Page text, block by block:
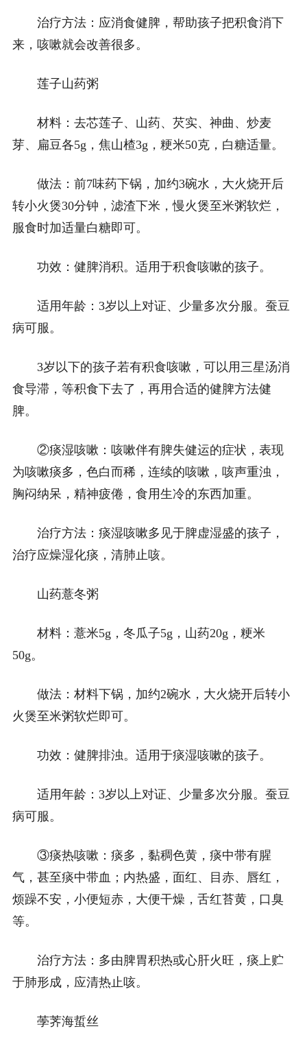
治疗方法：应消食健脾，帮助孩子把积食消下
来，咳嗽就会改善很多。
莲子山药粥
材料：去芯莲子、山药、芡实、神曲、炒麦
芽、扁豆各5g，焦山楂3g，粳米50克，白糖适量。
做法：前7味药下锅，加约3碗水，大火烧开后
转小火煲30分钟，滤渣下米，慢火煲至米粥软烂，
服食时加适量白糖即可。
功效：健脾消积。适用于积食咳嗽的孩子。
适用年龄：3岁以上对证、少量多次分服。蚕豆
病可服。
3岁以下的孩子若有积食咳嗽，可以用三星汤消
食导滞，等积食下去了，再用合适的健脾方法健
脾。
②痰湿咳嗽：咳嗽伴有脾失健运的症状，表现
为咳嗽痰多，色白而稀，连续的咳嗽，咳声重浊，
胸闷纳呆，精神疲倦，食用生冷的东西加重。
治疗方法：痰湿咳嗽多见于脾虚湿盛的孩子，
治疗应燥湿化痰，清肺止咳。
山药薏冬粥
材料：薏米5g，冬瓜子5g，山药20g，粳米
50g。
做法：材料下锅，加约2碗水，大火烧开后转小
火煲至米粥软烂即可。
功效：健脾排浊。适用于痰湿咳嗽的孩子。
适用年龄：3岁以上对证、少量多次分服。蚕豆
病可服。
③痰热咳嗽：痰多，黏稠色黄，痰中带有腥
气，甚至痰中带血；内热盛，面红、目赤、唇红，
烦躁不安，小便短赤，大便干燥，舌红苔黄，口臭
等。
治疗方法：多由脾胃积热或心肝火旺，痰上贮
于肺形成，应清热止咳。
荸荠海蜇丝